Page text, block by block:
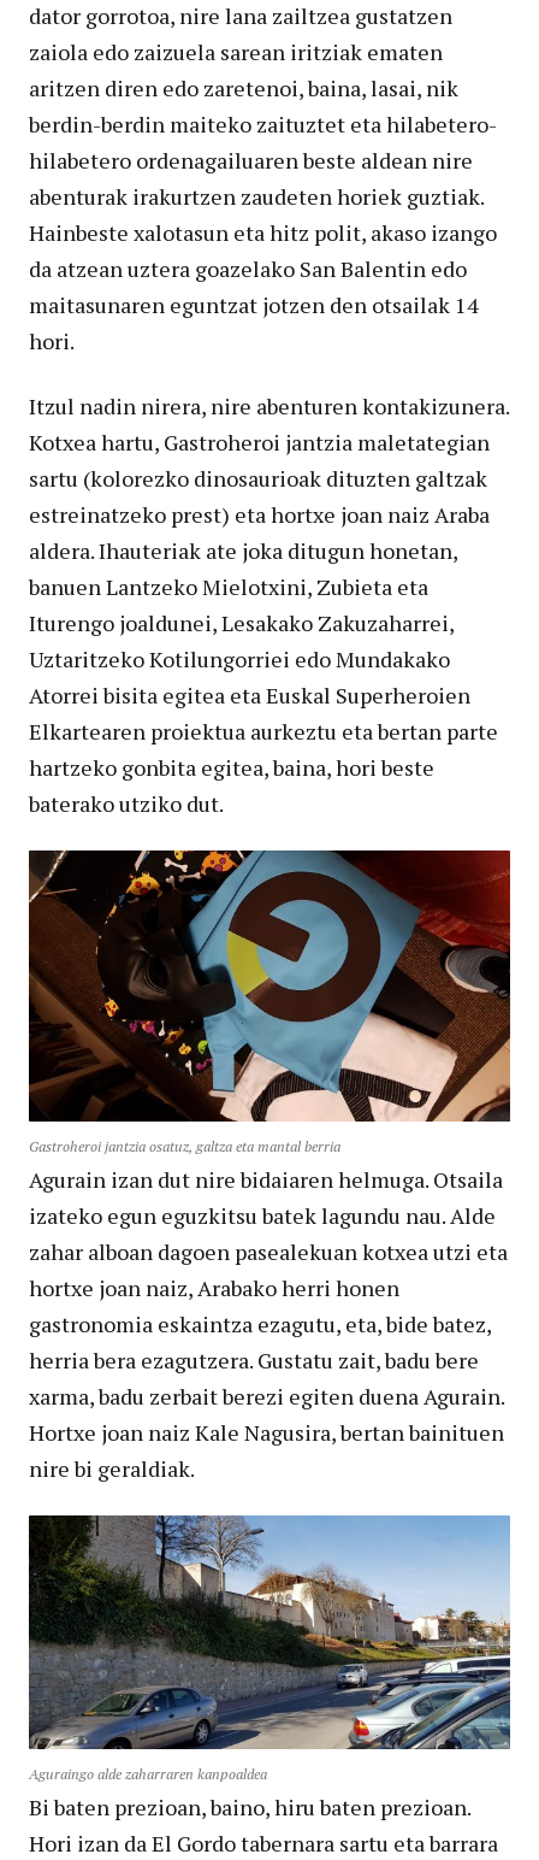
dator gorrotoa, nire lana zailtzea gustatzen
zaiola edo zaizuela sarean iritziak ematen
aritzen diren edo zaretenoi, baina, lasai, nik
berdin-berdin maiteko zaituztet eta hilabetero-
hilabetero ordenagailuaren beste aldean nire
abenturak irakurtzen zaudeten horiek guztiak.
Hainbeste xalotasun eta hitz polit, akaso izango
da atzean uztera goazelako San Balentin edo
maitasunaren eguntzat jotzen den otsailak 14
hori.
Itzul nadin nirera, nire abenturen kontakizunera.
Kotxea hartu, Gastroheroi jantzia maletategian
sartu (kolorezko dinosaurioak dituzten galtzak
estreinatzeko prest) eta hortxe joan naiz Araba
aldera. Ihauteriak ate joka ditugun honetan,
banuen Lantzeko Mielotxini, Zubieta eta
Iturengo joaldunei, Lesakako Zakuzaharrei,
Uztaritzeko Kotilungorriei edo Mundakako
Atorrei bisita egitea eta Euskal Superheroien
Elkartearen proiektua aurkeztu eta bertan parte
hartzeko gonbita egitea, baina, hori beste
baterako utziko dut.
Gastroheroi jantzia osatuz, galtza eta mantal berria
Agurain izan dut nire bidaiaren helmuga. Otsaila
izateko egun eguzkitsu batek lagundu nau. Alde
zahar alboan dagoen pasealekuan kotxea utzi eta
hortxe joan naiz, Arabako herri honen
gastronomia eskaintza ezagutu, eta, bide batez,
herria bera ezagutzera. Gustatu zait, badu bere
xarma, badu zerbait berezi egiten duena Agurain.
Hortxe joan naiz Kale Nagusira, bertan bainituen
nire bi geraldiak.
Aguraingo alde zaharraren kanpoaldea
Bi baten prezioan, baino, hiru baten prezioan.
Hori izan da El Gordo tabernara sartu eta barrara